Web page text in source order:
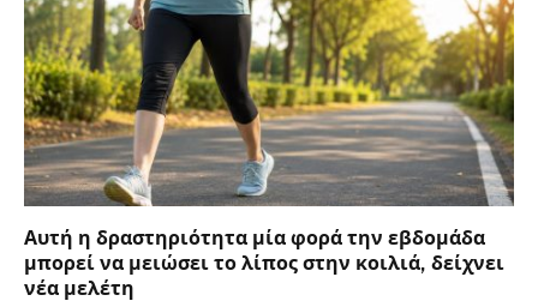
Αυτή η δραστηριότητα μία φορά την εβδομάδα
μπορεί να μειώσει το λίπος στην κοιλιά, δείχνει
νέα μελέτη